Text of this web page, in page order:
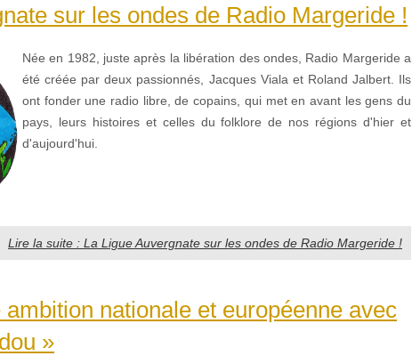
sur les ondes de Radio Margeride !
Née en 1982, juste après la libération des ondes, Radio Margeride a
été créée par deux passionnés, Jacques Viala et Roland Jalbert. Ils
ont fonder une radio libre, de copains, qui met en avant les gens du
pays, leurs histoires et celles du folklore de nos régions d'hier et
d'aujourd'hui.
Lire la suite : La Ligue Auvergnate sur les ondes de Radio Margeride !
ambition nationale et européenne avec
»